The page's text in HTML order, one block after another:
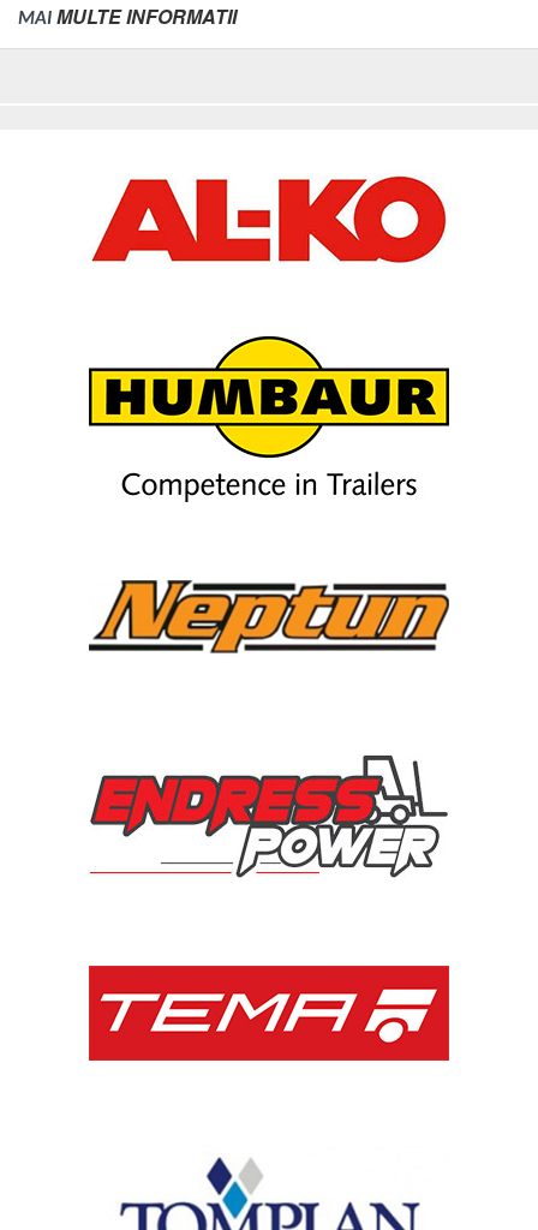
MAI MULTE INFORMATII